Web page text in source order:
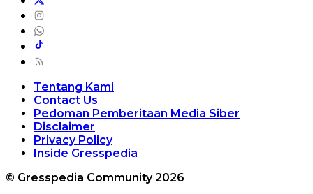
Tentang Kami
Contact Us
Pedoman Pemberitaan Media Siber
Disclaimer
Privacy Policy
Inside Gresspedia
© Gresspedia Community 2026